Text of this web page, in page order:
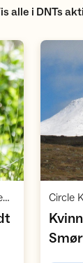
alle i DNTs
Birkebeineren Hotel & Apartments / Birkebeinervegen 24 / Lillehammer